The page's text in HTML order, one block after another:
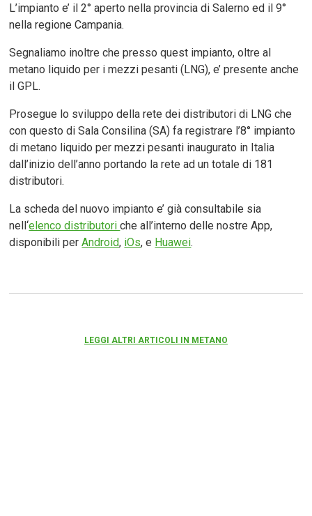
L’impianto e’ il 2° aperto nella provincia di Salerno ed il 9°
nella regione Campania.
Segnaliamo inoltre che presso quest impianto, oltre al
metano liquido per i mezzi pesanti (LNG), e’ presente anche
il GPL.
Prosegue lo sviluppo della rete dei distributori di LNG che
con questo di Sala Consilina (SA) fa registrare l’8° impianto
di metano liquido per mezzi pesanti inaugurato in Italia
dall’inizio dell’anno portando la rete ad un totale di 181
distributori.
La scheda del nuovo impianto e’ già consultabile sia
nell‘elenco distributoriche all’interno delle nostre App,
disponibili perAndroid, iOs, e Huawei.
LEGGI ALTRI ARTICOLI IN METANO